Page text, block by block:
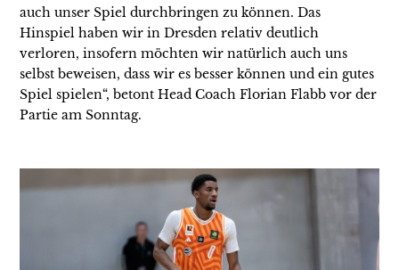
auch unser Spiel durchbringen zu können. Das
Hinspiel haben wir in Dresden relativ deutlich
verloren, insofern möchten wir natürlich auch uns
selbst beweisen, dass wir es besser können und ein gutes
Spiel spielen“, betont Head Coach Florian Flabb vor der
Partie am Sonntag.